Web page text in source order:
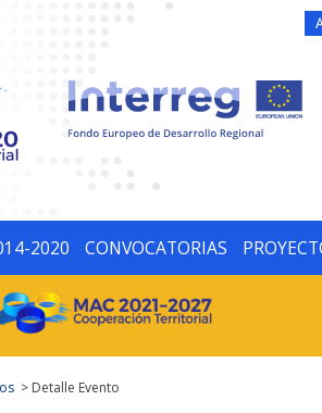
2020 CONVOCATORIAS
> Detalle Evento